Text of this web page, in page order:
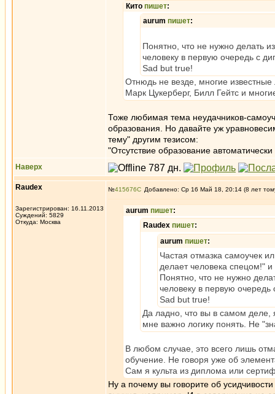
Кито пишет:
aurum пишет:
Понятно, что не нужно делать
человеку в первую очередь с
Sad but true!
Отнюдь не везде, многие
Марк Цукерберг, Билл Гейтс и
Тоже любимая тема неудачников-
образования. Но давайте уж
тему" другим тезисом:
"Отсутствие образование
Наверх
Raudex
Зарегистрирован: 16.11.2013
Суждений: 5829
Откуда: Москва
№415676 Добавлено: Ср 16 Май 18, 20:14 (8 лет
aurum пишет:
Raudex пишет:
aurum пишет:
Частая отмазка самоучек
делает человека спецом!"
Понятно, что не нужно
человеку в первую
Sad but true!
Да ладно, что вы в самом деле,
мне важно логику понять. Не
В любом случае, это всего лишь
обучение. Не говоря уже об
Сам я культа из диплома или
Ну а почему вы говорите об